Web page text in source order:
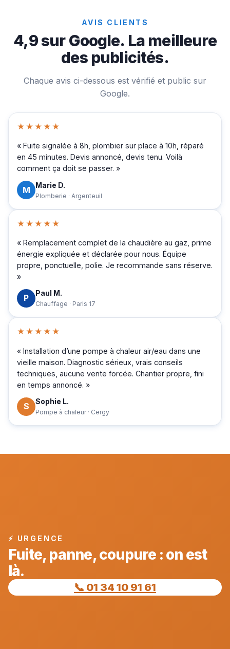
AVIS CLIENTS
4,9 sur Google. La meilleure
des publicités.
Chaque avis ci-dessous est vérifié et public sur
Google.
★★★★★
« Fuite signalée à 8h, plombier sur place à 10h, réparé
en 45 minutes. Devis annoncé, devis tenu. Voilà
comment ça doit se passer. »
M Marie D.
Plomberie · Argenteuil
★★★★★
« Remplacement complet de la chaudière au gaz, prime
énergie expliquée et déclarée pour nous. Équipe
propre, ponctuelle, polie. Je recommande sans réserve.
»
P Paul M.
Chauffage · Paris 17
★★★★★
« Installation d’une pompe à chaleur air/eau dans une
vieille maison. Diagnostic sérieux, vrais conseils
techniques, aucune vente forcée. Chantier propre, fini
en temps annoncé. »
S Sophie L.
Pompe à chaleur · Cergy
⚡ URGENCE
Fuite, panne, coupure : on est
là.
📞 01 34 10 91 61